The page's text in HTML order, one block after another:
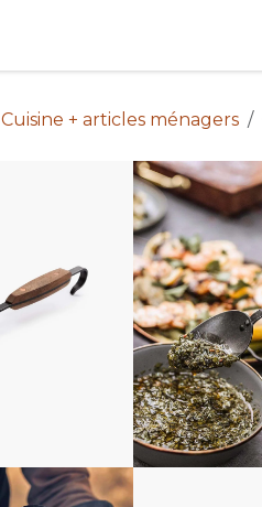
Cuisine + articles ménagers